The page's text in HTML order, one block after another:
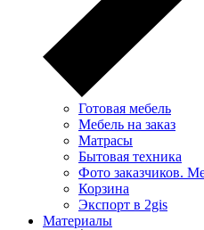
Готовая мебель
Мебель на заказ
Матрасы
Бытовая техника
Фото заказчиков.
Корзина
Экспорт в 2gis
Материалы